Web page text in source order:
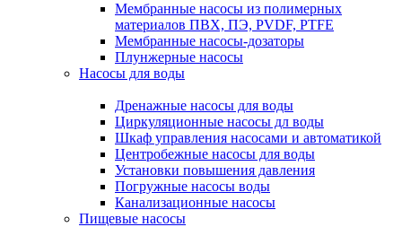
Мембранные насосы из полимерных
материалов ПВХ, ПЭ, PVDF, PTFE
Мембранные насосы-дозаторы
Плунжерные насосы
Насосы для воды
Дренажные насосы для воды
Циркуляционные насосы дл воды
Шкаф управления насосами и автоматикой
Центробежные насосы для воды
Установки повышения давления
Погружные насосы воды
Канализационные насосы
Пищевые насосы